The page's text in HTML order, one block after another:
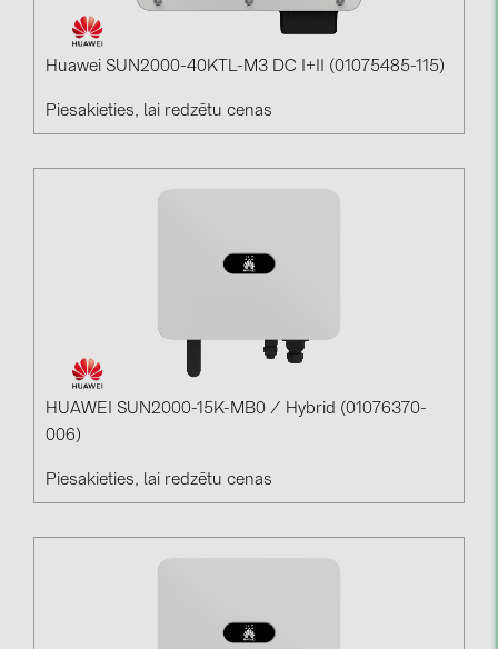
Huawei SUN2000-40KTL-M3 DC I+II (01075485-115)
Piesakieties, lai redzētu cenas
HUAWEI SUN2000-15K-MB0 / Hybrid (01076370-
006)
Piesakieties, lai redzētu cenas